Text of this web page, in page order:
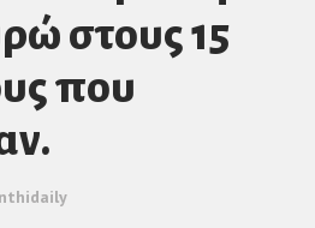
στους 15
που